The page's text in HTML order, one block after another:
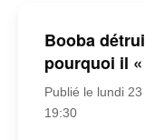
Booba
pourquoi il
Publié le lundi
19:30